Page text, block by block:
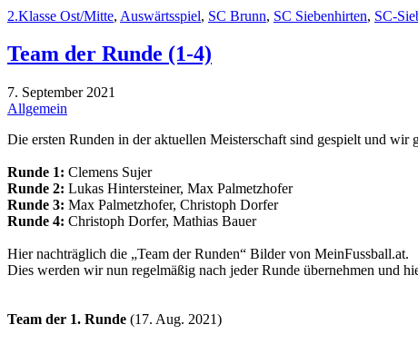
2.Klasse Ost/Mitte, Auswärtsspiel, SC Brunn, SC Siebenhirten, SC-
Team der Runde (1-4)
7. September 2021
Allgemein
Die ersten Runden in der aktuellen Meisterschaft sind gespielt und
Runde 1: Clemens Sujer
Runde 2: Lukas Hintersteiner, Max Palmetzhofer
Runde 3: Max Palmetzhofer, Christoph Dorfer
Runde 4: Christoph Dorfer, Mathias Bauer
Hier nachträglich die „Team der Runden“ Bilder von MeinFussball.at.
Dies werden wir nun regelmäßig nach jeder Runde übernehmen und
Team der 1. Runde (17. Aug. 2021)